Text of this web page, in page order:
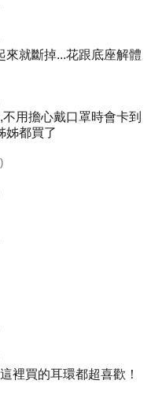
來就斷掉...花跟底座解體
用擔心戴口罩時會卡到
姊都買了
裡買的耳環都超喜歡！